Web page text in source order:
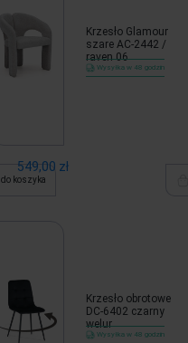
do koszyka
Krzesło Glamour
szare AC-2442 /
raven 06
Wysyłka w 48 godzin
549,00 zł
Krzesło obrotowe
DC-6402 czarny
welur
Wysyłka w 48 godzin